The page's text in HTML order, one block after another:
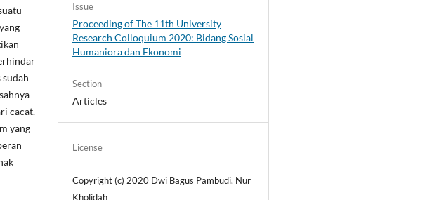
cacat.
yang
Issue
Proceeding of The 11th University
Research Colloquium 2020: Bidang Sosial
Humaniora dan Ekonomi
Section
Articles
License
Copyright (c) 2020 Dwi Bagus Pambudi, Nur
Kholidah